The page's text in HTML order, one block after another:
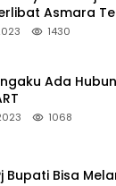
Asmara
1430
Ada
ART
1068
Bupati Bisa